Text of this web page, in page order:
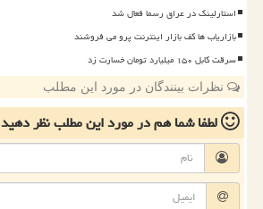
استارلینک در عراق رسما فعال شد
بازاریاب ها کف بازار اینترنت پرو می فروشند
سرقت کابل ۱۵۰ میلیارد تومان خسارت زد
نظرات بینندگان در مورد این مطلب
لطفا شما همدر مورد این مطلبنظر دهید